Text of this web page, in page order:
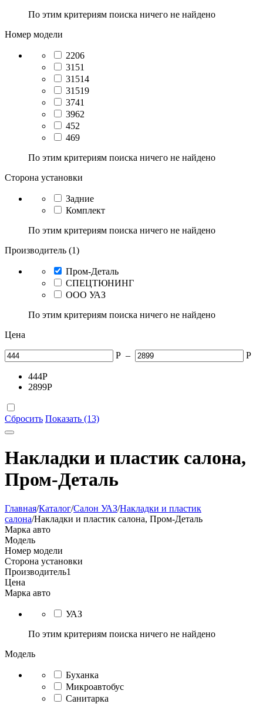
По этим критериям поиска ничего не найдено
Номер модели
2206
3151
31514
31519
3741
3962
452
469
По этим критериям поиска ничего не найдено
Сторона установки
Задние
Комплект
По этим критериям поиска ничего не найдено
Производитель (1)
Пром-Деталь
СПЕЦТЮНИНГ
ООО УАЗ
По этим критериям поиска ничего не найдено
Цена
Р – Р
444Р
2899Р
Сбросить Показать (13)
Накладки и пластик салона,
Пром-Деталь
Главная/Каталог/Салон УАЗ/Накладки и пластик
салона/Накладки и пластик салона, Пром-Деталь
Марка авто
Модель
Номер модели
Сторона установки
Производитель1
Цена
Марка авто
УАЗ
По этим критериям поиска ничего не найдено
Модель
Буханка
Микроавтобус
Санитарка